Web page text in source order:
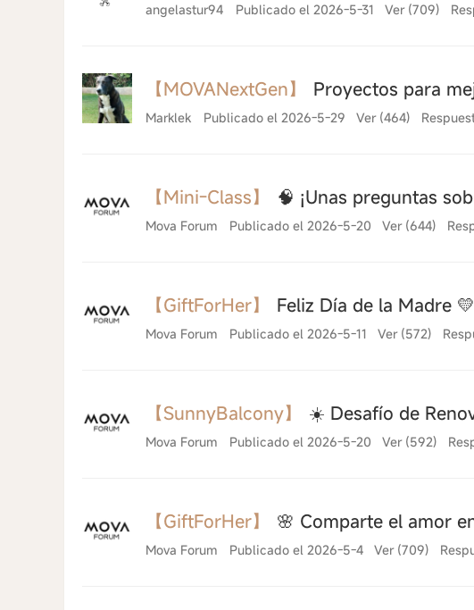
angelastur94 Publicado el 2026-5-31 Ver (709)
【MOVANextGen】 Proyectos para
Marklek Publicado el 2026-5-29 Ver (464)
【Mini-Class】 🧠 ¡Unas preguntas
Mova Forum Publicado el 2026-5-20 Ver (644)
【GiftForHer】 Feliz Día de la Madre
Mova Forum Publicado el 2026-5-11 Ver (572)
【SunnyBalcony】 ☀️ Desafío de
Mova Forum Publicado el 2026-5-20 Ver (592)
【GiftForHer】 🌸 Comparte el amor
Mova Forum Publicado el 2026-5-4 Ver (709)